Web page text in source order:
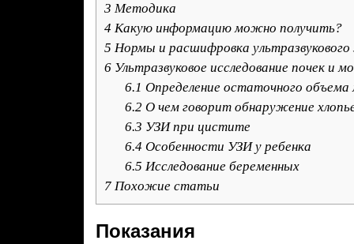
3 Методика
4 Какую информацию можно получить?
5 Нормы и расшифровка ультразвукового
6 Ультразвуковое исследование почек и
6.1 Определение остаточного объема
6.2 О чем говорит обнаружение
6.3 УЗИ при цистите
6.4 Особенности УЗИ у ребенка
6.5 Исследование беременных
7 Похожие статьи
Показания